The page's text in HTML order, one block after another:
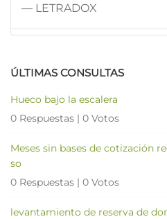
— LETRADOX
ÚLTIMAS CONSULTAS
Hueco bajo la escalera
0 Respuestas | 0 Votos
Meses sin bases de cotización
so
0 Respuestas | 0 Votos
levantamiento de reserva de